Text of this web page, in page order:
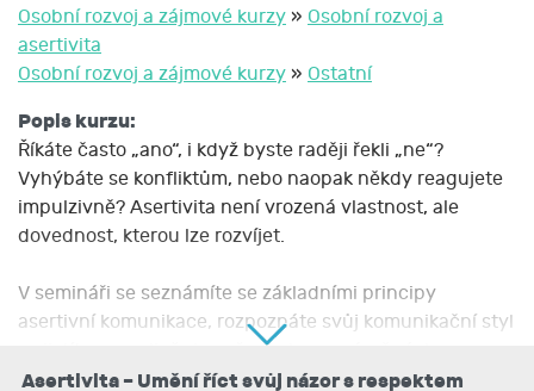
Osobní rozvoj a zájmové kurzy » Osobní rozvoj a
asertivita
Osobní rozvoj a zájmové kurzy » Ostatní
Popis kurzu:
Říkáte často „ano“, i když byste raději řekli „ne“?
Vyhýbáte se konfliktům, nebo naopak někdy reagujete
impulzivně? Asertivita není vrozená vlastnost, ale
dovednost, kterou lze rozvíjet.
V semináři se seznámíte se základními principy
asertivní komunikace, rozpoznáte svůj komunikační styl
a zjistíte, co ovlivňuje vaše reakce v náročných
situacích. Naučíte se rozpoznávat manipulaci, osvojíte
Asertivita – Umění říct svůj názor s respektem